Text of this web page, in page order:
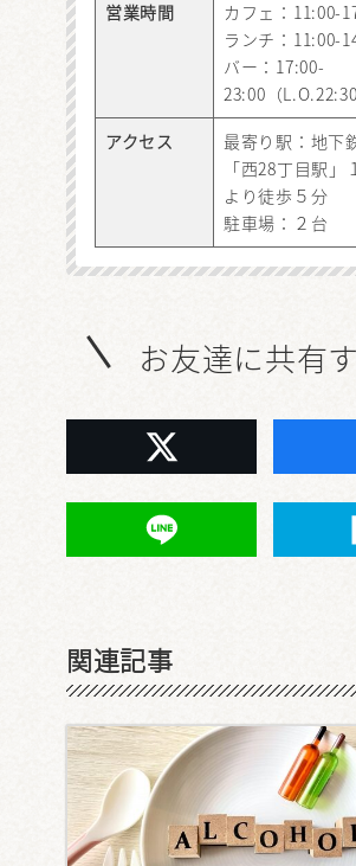
営業時間
カフェ：11:00-
ランチ：11:00-
バー：17:00-
23:00（L.O.22:30
アクセス
最寄り駅：地下
「西28丁目駅」
より徒歩５分
駐車場：２台
お友達に共有
関連記事